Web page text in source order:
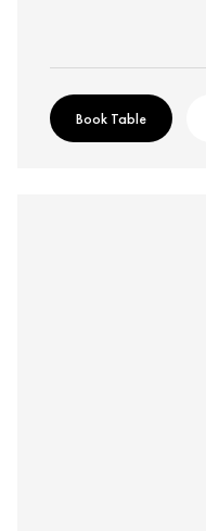
Book Table